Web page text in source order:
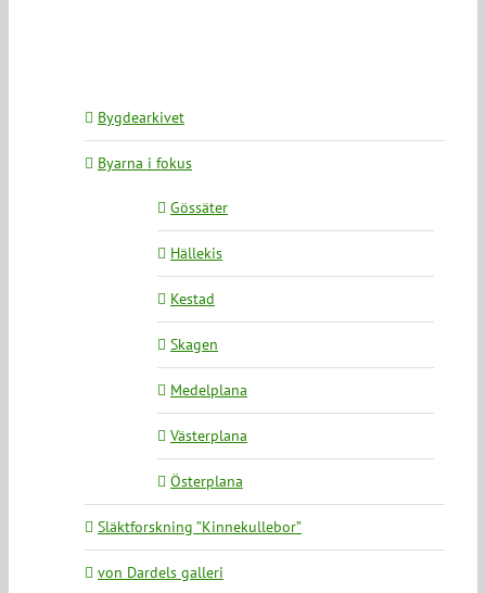
Bygdearkivet
Byarna i fokus
Gössäter
Hällekis
Kestad
Skagen
Medelplana
Västerplana
Österplana
Släktforskning ”Kinnekullebor”
von Dardels galleri